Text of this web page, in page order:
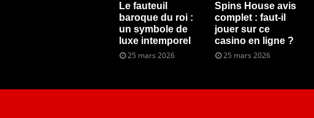
Le fauteuil
baroque du roi :
un symbole de
luxe intemporel
25 mars 2026
Spins House avis
complet : faut-il
jouer sur ce
casino en ligne ?
25 mars 2026